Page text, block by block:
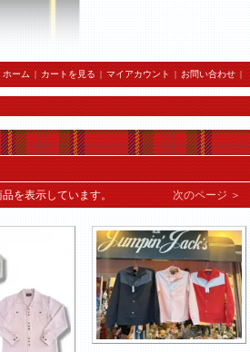
ホーム | カートを見る | マイアカウント | お問い合わせ |
を表示しています。 次のページ ＞